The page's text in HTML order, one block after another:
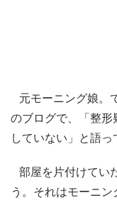
元モーニング娘。
のブログで、「整
していない」と語っ
部屋を片付けてい
う。それはモーニ